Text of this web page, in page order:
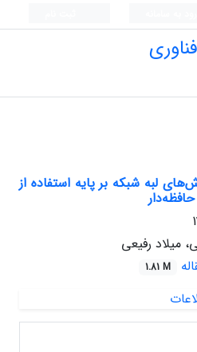
لبه شبکه بر پایه استفاده از
میلاد رفیعی
1.81 M